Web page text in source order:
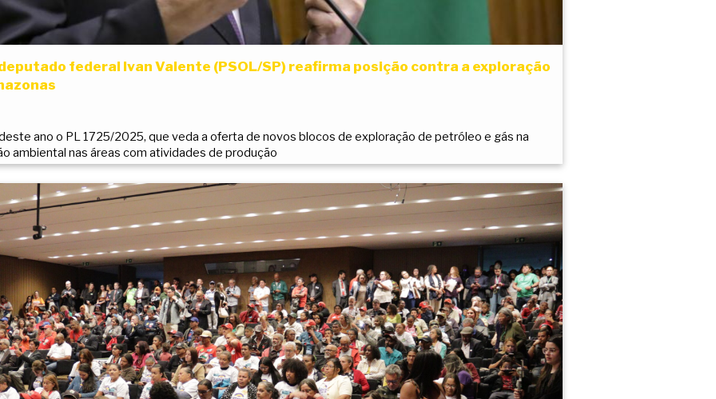
federal Ivan Valente (PSOL/SP) reafirma posição contra a exploração
ano o PL 1725/2025, que veda a oferta de novos blocos de exploração de petróleo e gás na
ambiental nas áreas com atividades de produção